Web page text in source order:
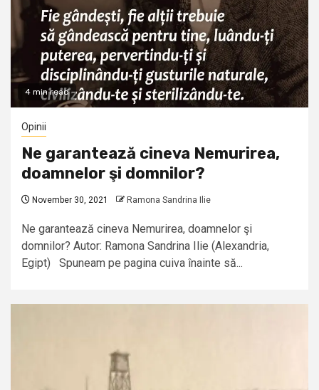
4 min read
Opinii
Ne garantează cineva Nemurirea,
doamnelor şi domnilor?
November 30, 2021 Ramona Sandrina Ilie
Ne garantează cineva Nemurirea, doamnelor şi
domnilor? Autor: Ramona Sandrina Ilie (Alexandria,
Egipt) Spuneam pe pagina cuiva înainte să...